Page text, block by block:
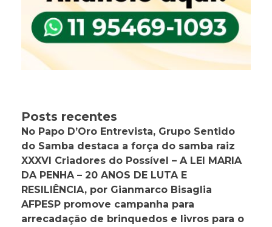
Posts recentes
No Papo D’Oro Entrevista, Grupo Sentido
do Samba destaca a força do samba raiz
XXXVI Criadores do Possível – A LEI MARIA
DA PENHA – 20 ANOS DE LUTA E
RESILIÊNCIA, por Gianmarco Bisaglia
AFPESP promove campanha para
arrecadação de brinquedos e livros para o